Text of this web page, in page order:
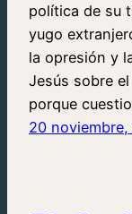
política de su
yugo
la opresión y
Jesús sobre
porque
20 noviembre,